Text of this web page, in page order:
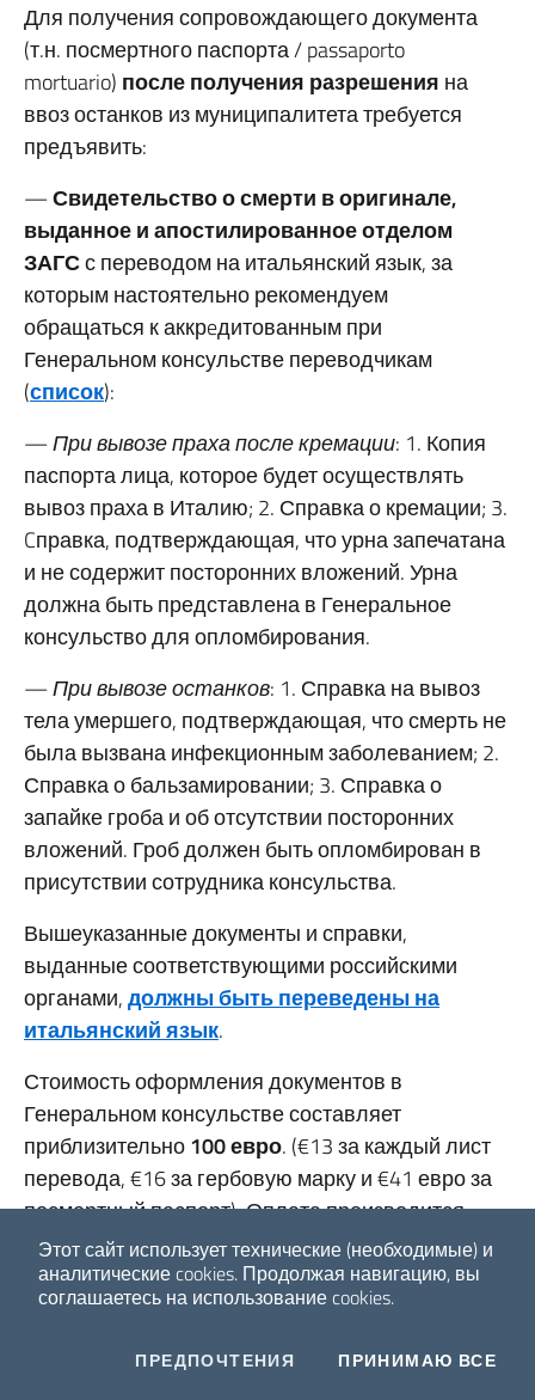
Этот сайт использует технические (необходимые) и
аналитические cookies. Продолжая навигацию, вы
соглашаетесь на использование cookies.
ПРЕДПОЧТЕНИЯ COOKIESПРИНИМАЮ ВСЕI
Для получения сопровождающего документа
(т.н. посмертного паспорта / passaporto
mortuario) после получения разрешения на
ввоз останков из муниципалитета требуется
предъявить:
—Свидетельство о смерти в оригинале,
выданное и апостилированное отделом
ЗАГСс переводом на итальянский язык, за
которым настоятельно рекомендуем
обращаться к аккрeдитованным при
Генеральном консульстве переводчикам
(список):
—При вывозе праха после кремации: 1. Копия
паспорта лица, которое будет осуществлять
вывоз праха в Италию; 2. Справка о кремации; 3.
Cправка, подтверждающая, что урна запечатана
и не содержит посторонних вложений. Урна
должна быть представлена в Генеральное
консульство для опломбирования.
—При вывозе останков: 1. Справка на вывоз
тела умершего, подтверждающая, что смерть не
была вызвана инфекционным заболеванием; 2.
Справка о бальзамировании; 3. Справка о
запайке гроба и об отсутствии посторонних
вложений. Гроб должен быть опломбирован в
присутствии сотрудника консульства.
Вышеуказанные документы и справки,
выданные соответствующими российскими
органами,должны быть переведены на
итальянский язык.
Стоимость оформления документов в
Генеральном консульстве составляет
приблизительно100 евро. (€13 за каждый лист
перевода, €16 за гербовую марку и €41 евро за
посмертный паспорт). Оплата производится
наличными в евро во время подачи документов
в Генеральное консульство.
родственников умершего лица, Генеральное